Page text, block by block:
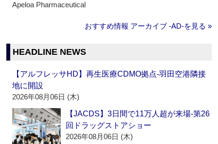
Apeloa Pharmaceutical
おすすめ情報 アーカイブ ‐AD‐を見る »
HEADLINE NEWS
【アルフレッサHD】再生医療CDMO拠点‐羽田空港隣接
地に開設
2026年08月06日 (木)
【JACDS】3日間で11万人超が来場‐第26
回ドラッグストアショー
2026年08月06日 (木)